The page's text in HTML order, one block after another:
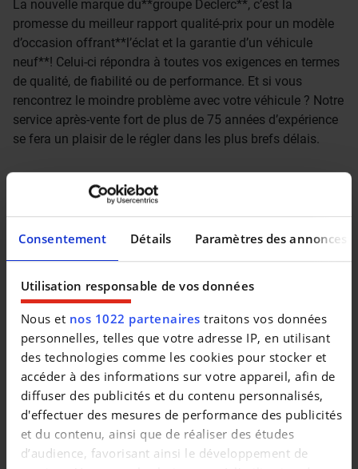
Consentement Détails Paramètres des annonces
Utilisation responsable de vos données
Nous et nos 1022 partenaires traitons vos données
personnelles, telles que votre adresse IP, en utilisant
des technologies comme les cookies pour stocker et
accéder à des informations sur votre appareil, afin de
diffuser des publicités et du contenu personnalisés,
d'effectuer des mesures de performance des publicités
et du contenu, ainsi que de réaliser des études
d’audience, favorisant ainsi le développement de
La nouvelle marque du**groupe Declerc**, c’est la
promesse du meilleur rapport qualité-prix pour un modèle
d’occasion offrant**l’éclat et la garantie d’un véhicule
neuf**! Celui-ci répondra à toutes vos exigences en termes
de qualité, de fiabilité ou de performance. Et si vous
rencontrez le moindre problème avec votre véhicule ? Notre
service après-vente fort de plus de 75 années d’expérience
se fera un plaisir de le régler dans les plus brefs délais.
Nos chemins ne se séparent pas après la livraison. Grâce à
des collaborateurs investis et bénéficiant des dernières
véhicules neufs, nous proposons**un service d’entretien
toutes marques**à la pointe de la technologie.
Vous trouverez chez nous, toutes les réponses à vos
besoins automobiles.
Nous vous donnons rendez-vous sur